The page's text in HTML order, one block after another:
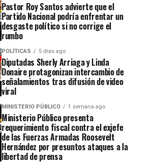
Pastor Roy Santos advierte que el
Partido Nacional podría enfrentar un
desgaste político si no corrige el
rumbo
POLÍTICAS 5 días ago
Diputadas Sherly Arriaga y Linda
Donaire protagonizan intercambio de
señalamientos tras difusión de video
viral
MINISTERIO PÚBLICO 1 semana ago
Ministerio Público presenta
requerimiento fiscal contra el exjefe
de las Fuerzas Armadas Roosevelt
Hernández por presuntos ataques a la
libertad de prensa